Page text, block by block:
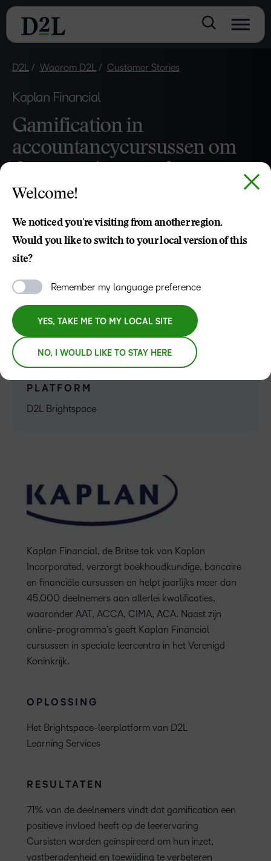
D2L Waarom D2L Customer Stories
Kaplan Financial
Gamification in
accountancycursussen om
Kaplan Financial helpt deelnemers om goed te presteren
met boeiende cursuscontent.
PLATFORM
D2L Brightspace
Kaplan Financial, de Britse tak van Kaplan
Incorporated, verzorgt boekhoudkundige, bancaire
en financiële cursussen en helpt jaarlijks meer dan
45.000 deelnemers aan allerlei kwalificaties,
waaronder AAT, ACCA, CIMA, ACA. Naast zijn
online-programma’s geeft Kaplan Financial
cursussen in speciale leercentra in het Verenigd
Koninkrijk.
OPLOSSING
Het Brightspace-leerplatform van D2L
Learning Services
RESULTATEN
71% van de deelnemers vindt dat gamification een
positieve invloed heeft op de leerervaring
Cursisten worden geïnspireerd om hun inzet,
vastberadenheid en toewijding te verbeteren
Welcome!
We noticed you're visiting from another region.
Would you like to switch to your local version of this
site?
Remember my language preference
YES, TAKE ME TO MY LOCAL SITE
NO, I WOULD LIKE TO STAY HERE